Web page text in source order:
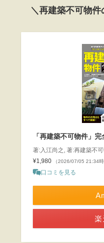
＼再建築不可物
「再建築不可物件」完
著:入江尚之, 著:再建築不
¥1,980
（2026/07/05 21:34
口コミを見る
楽